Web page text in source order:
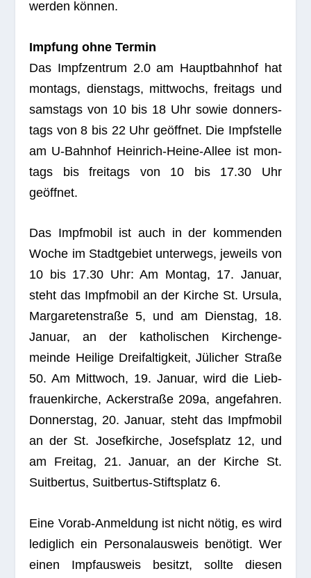
wer­den können.
Imp­fung ohne Termin
Das Impf­zen­trum 2.0 am Haupt­bahn­hof hat
mon­tags, diens­tags, mitt­wochs, frei­tags und
sams­tags von 10 bis 18 Uhr sowie don­ners­
tags von 8 bis 22 Uhr geöff­net. Die Impf­stelle
am U‑Bahnhof Hein­rich-Heine-Allee ist mon­
tags bis frei­tags von 10 bis 17.30 Uhr
geöffnet.
Das Impf­mo­bil ist auch in der kom­men­den
Woche im Stadt­ge­biet unter­wegs, jeweils von
10 bis 17.30 Uhr: Am Mon­tag, 17. Januar,
steht das Impf­mo­bil an der Kir­che St. Ursula,
Mar­ga­re­ten­straße 5, und am Diens­tag, 18.
Januar, an der katho­li­schen Kir­chen­ge­
meinde Hei­lige Drei­fal­tig­keit, Jüli­cher Straße
50. Am Mitt­woch, 19. Januar, wird die Lieb­
frau­en­kir­che, Acker­straße 209a, ange­fah­ren.
Don­ners­tag, 20. Januar, steht das Impf­mo­bil
an der St. Josef­kir­che, Josefs­platz 12, und
am Frei­tag, 21. Januar, an der Kir­che St.
Suit­ber­tus, Suit­ber­tus-Stift­s­platz 6.
Eine Vorab-Anmel­dung ist nicht nötig, es wird
ledig­lich ein Per­so­nal­aus­weis benö­tigt. Wer
einen Impf­aus­weis besitzt, sollte die­sen